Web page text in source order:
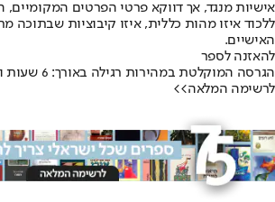
אישיות מנגד, אך דווקא פרטי הפרטים המקומיים,
ללכוד איזו מהות כללית, איזו קיבוציות שבתוכה
האישיים.
להאזנה לספר
הגרסה המוקלטת במהירות רגילה באורך: 6 שעות ו-30 דקות
לרשימה המלאה>>